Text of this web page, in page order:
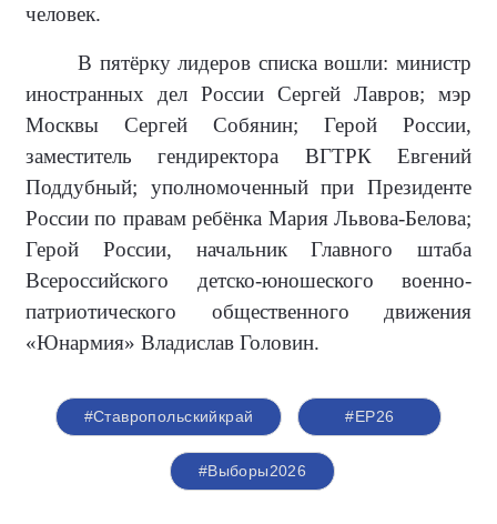
человек.
В пятёрку лидеров списка вошли: министр
иностранных дел России Сергей Лавров; мэр
Москвы Сергей Собянин; Герой России,
заместитель гендиректора ВГТРК Евгений
Поддубный; уполномоченный при Президенте
России по правам ребёнка Мария Львова-Белова;
Герой России, начальник Главного штаба
Всероссийского детско-юношеского военно-
патриотического общественного движения
«Юнармия» Владислав Головин.
#Ставропольскийкрай #ЕР26
#Выборы2026